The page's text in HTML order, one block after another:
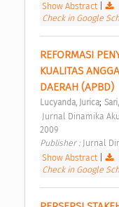
Show Abstract|
Check in Google
REFORMASI
KUALITAS
DAERAH (APBD)
Lucyanda, Jurica;
2009
Publisher : Jurnal
Show Abstract|
Check in Google